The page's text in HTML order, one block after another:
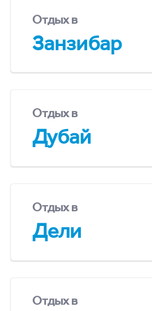
Отдых в
Занзибар
Отдых в
Дубай
Отдых в
Дели
Отдых в